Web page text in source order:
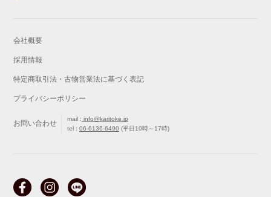
会社概要
採用情報
特定商取引法・古物営業法に基づく表記
プライバシーポリシー
お問い合わせ
mail : info@karitoke.jp
tel :06-6136-6490 (平日10時～17時)
戻る 最初から